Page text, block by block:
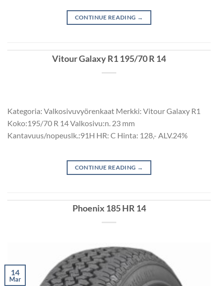
CONTINUE READING →
Vitour Galaxy R1 195/70 R 14
Kategoria: Valkosivuvyörenkaat Merkki: Vitour Galaxy R1
Koko:195/70 R 14 Valkosivu:n. 23 mm
Kantavuus/nopeuslk.:91H HR: C Hinta: 128,- ALV.24%
CONTINUE READING →
Phoenix 185 HR 14
14
Mar